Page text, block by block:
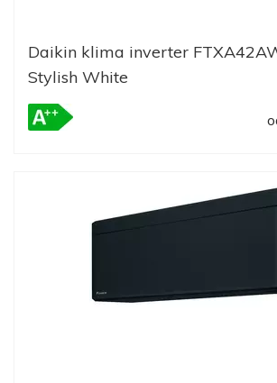
Daikin klima inverter
Stylish White